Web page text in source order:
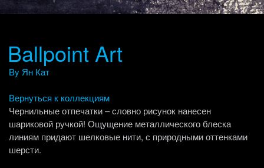
Ballpoint Art
By Ян Кат
Вернуться к коллекциям
Чернильные отпечатки – словно рисунок нанесен
шариковой ручкой! Ощущение металлического блеска
линиям придают шелковые нити, с природными оттенками
шерсти.